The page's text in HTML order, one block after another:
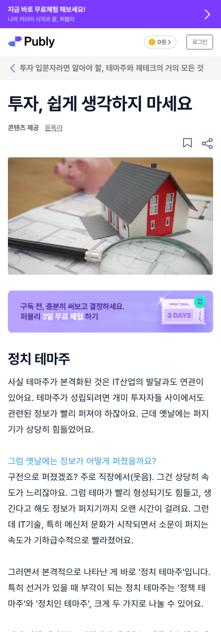
지금 바로 무료체험 해보세요!
나의 커리어 시작과 끝, 퍼블리
0원 로그인
투자 입문자라면 알아야 할, 테마주와 재테크의 거의 모든 것
투자, 쉽게 생각하지 마세요
콘텐츠 제공 듣똑라
정치 테마주
사실 테마주가 본격화된 것은 IT산업의 발달과도 연관이
있어요. 테마주가 성립되려면 개미 투자자들 사이에서도
관련된 정보가 빨리 퍼져야 하잖아요. 근데 옛날에는 퍼지
기가 상당히 힘들었어요.
그럼 옛날에는 정보가 어떻게 퍼졌을까요?
구전으로 퍼졌겠죠? 주로 직장에서(웃음). 그건 상당히 속
도가 느리잖아요. 그럼 테마가 빨리 형성되기도 힘들고, 생
긴다고 해도 정보가 퍼지기까지 오랜 시간이 걸려요. 그런
데 IT기술, 특히 메신저 문화가 시작되면서 소문이 퍼지는
속도가 기하급수적으로 빨라졌어요.
그러면서 본격적으로 나타난 게 바로 '정치 테마주'입니다.
특히 선거가 있을 때 부각이 되는 정치 테마주는 '정책 테
마주'와 '정치인 테마주', 크게 두 가지로 나눌 수 있어요.